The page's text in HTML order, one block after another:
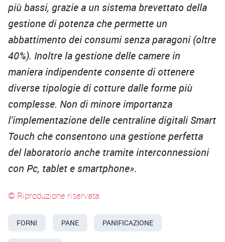
più bassi, grazie a un sistema brevettato della
gestione di potenza che permette un
abbattimento dei consumi senza paragoni (oltre
40%). Inoltre la gestione delle camere in
maniera indipendente consente di ottenere
diverse tipologie di cotture dalle forme più
complesse. Non di minore importanza
l’implementazione delle centraline digitali Smart
Touch che consentono una gestione perfetta
del laboratorio anche tramite interconnessioni
con Pc, tablet e smartphone».
© Riproduzione riservata
FORNI PANE PANIFICAZIONE